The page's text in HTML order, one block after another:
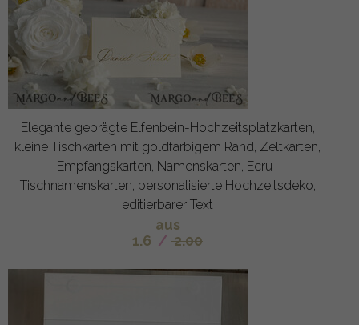
Elegante geprägte Elfenbein-Hochzeitsplatzkarten,
kleine Tischkarten mit goldfarbigem Rand, Zeltkarten,
Empfangskarten, Namenskarten, Ecru-
Tischnamenskarten, personalisierte Hochzeitsdeko,
editierbarer Text
aus
1.6 / 2.00